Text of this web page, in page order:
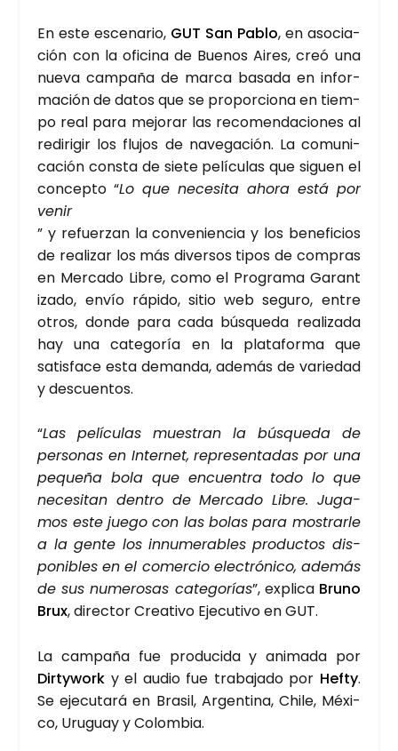
En este esce­na­rio, GUT San Pablo, en aso­cia­
ción con la ofi­ci­na de Bue­nos Aires, creó una
nue­va cam­pa­ña de mar­ca basa­da en infor­
ma­ción de datos que se pro­por­cio­na en tiem­
po real para mejo­rar las reco­men­da­cio­nes al
redi­ri­gir los flu­jos de nave­ga­ción. La comu­ni­
ca­ción cons­ta de sie­te pelí­cu­las que siguen el
con­cep­to “Lo que nece­si­ta aho­ra está por
venir
” y refuer­zan la con­ve­nien­cia y los bene­fi­cios
de rea­li­zar los más diver­sos tipos de com­pras
en Mer­ca­do Libre, como el Pro­gra­ma Garan­t
i­za­do, envío rápi­do, sitio web segu­ro, entre
otros, don­de para cada bús­que­da rea­li­za­da
hay una cate­go­ría en la pla­ta­for­ma que
satis­fa­ce esta deman­da, ade­más de varie­dad
y des­cuen­tos.
“Las pelí­cu­las mues­tran la bús­que­da de
per­so­nas en Inter­net, repre­sen­ta­das por una
peque­ña bola que encuen­tra todo lo que
nece­si­tan den­tro de Mer­ca­do Libre. Juga­
mos este jue­go con las bolas para mos­trar­le
a la gen­te los innu­me­ra­bles pro­duc­tos dis­
po­ni­bles en el comer­cio elec­tró­ni­co, ade­más
de sus nume­ro­sas cate­go­rías”, expli­ca Bruno
Brux, direc­tor Crea­ti­vo Eje­cu­ti­vo en GUT.
La cam­pa­ña fue pro­du­ci­da y ani­ma­da por
Dirty­work y el audio fue tra­ba­ja­do por Hefty.
Se eje­cu­ta­rá en Bra­sil, Argen­ti­na, Chi­le, Méxi­
co, Uru­guay y Colom­bia.